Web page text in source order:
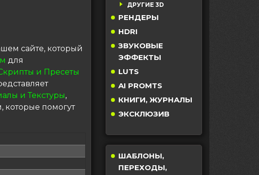
сайте, который
для
и Пресеты
и Текстуры,
помогут
ДРУГИЕ 3D
РЕНДЕРЫ
HDRI
ЗВУКОВЫЕ
ЭФФЕКТЫ
LUTS
AI PROMTS
КНИГИ, ЖУРНАЛЫ
ЭКСКЛЮЗИВ
ШАБЛОНЫ,
ПЕРЕХОДЫ,